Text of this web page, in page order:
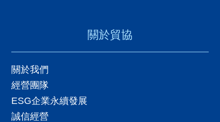
關於貿協
關於我們
經營團隊
ESG企業永續發展
誠信經營